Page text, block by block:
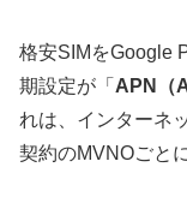
格安SIMをGoogle
期設定が「 APN（
れは、インターネ
契約のMVNOごと